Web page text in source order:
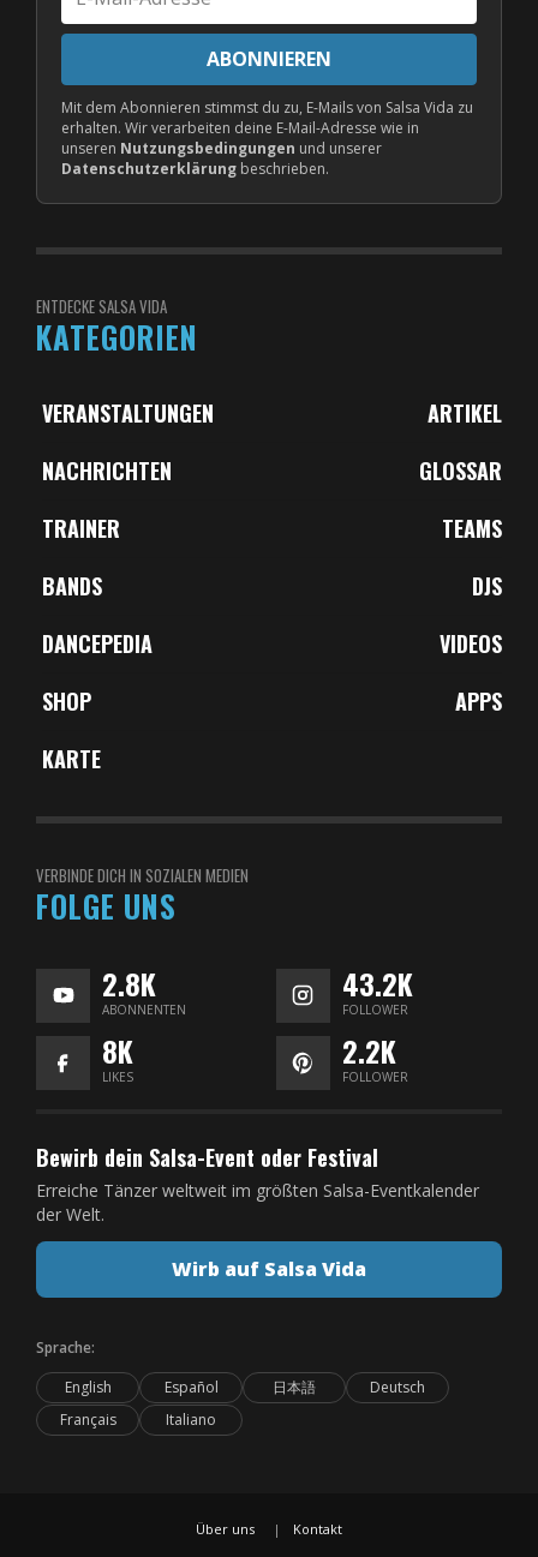
Mail-
Adresse
ABONNIEREN
Mit dem Abonnieren stimmst du zu, E-Mails von Salsa Vida zu
erhalten. Wir verarbeiten deine E-Mail-Adresse wie in
unseren Nutzungsbedingungen und unserer
Datenschutzerklärung beschrieben.
ENTDECKE SALSA VIDA
KATEGORIEN
ARTIKEL
VERANSTALTUNGEN
GLOSSAR
NACHRICHTEN
TEAMS
TRAINER
DJS
BANDS
VIDEOS
DANCEPEDIA
APPS
SHOP
KARTE
VERBINDE DICH IN SOZIALEN MEDIEN
FOLGE UNS
2.8K
ABONNENTEN
43.2K
FOLLOWER
8K
LIKES
2.2K
FOLLOWER
Bewirb dein Salsa-Event oder Festival
Erreiche Tänzer weltweit im größten Salsa-Eventkalender
der Welt.
Wirb auf Salsa Vida
Sprache:
English
Español 日本語
Deutsch
Français
Italiano
Über uns Kontakt